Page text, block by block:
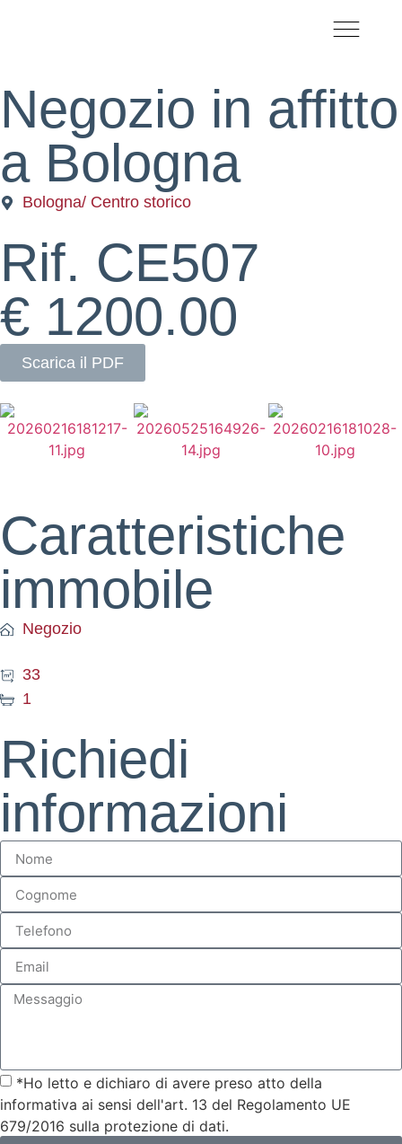
Negozio in affitto
a Bologna
Bologna/ Centro storico
Rif. CE507
€ 1200.00
Scarica il PDF
Caratteristiche
immobile
Negozio
33
1
Richiedi
informazioni
*Ho letto e dichiaro di avere preso atto della
informativa ai sensi dell'art. 13 del Regolamento UE
679/2016 sulla protezione di dati.